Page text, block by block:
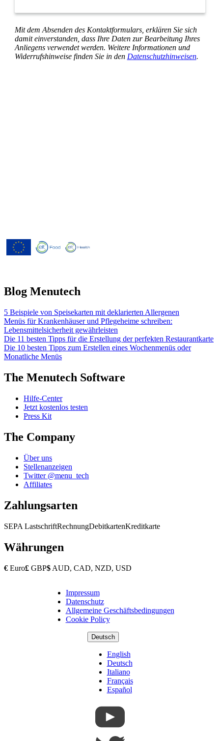
Mit dem Absenden des Kontaktformulars, erklären Sie sich
damit einverstanden, dass Ihre Daten zur Bearbeitung Ihres
Anliegens verwendet werden. Weitere Informationen und
Widerrufshinweise finden Sie in den Datenschutzhinweisen.
Blog Menutech
5 Beispiele von Speisekarten mit deklarierten Allergenen
Menüs für Krankenhäuser und Pflegeheime schreiben:
Lebensmittelsicherheit gewährleisten
Die 11 besten Tipps für die Erstellung der perfekten Restaurantkarte
Die 10 besten Tipps zum Erstellen eines Wochenmenüs oder
Monatliche Menüs
The Menutech Software
Hilfe-Center
Jetzt kostenlos testen
Press Kit
The Company
Über uns
Stellenanzeigen
Twitter @menu_tech
Affiliates
Zahlungsarten
SEPA LastschriftRechnungDebitkartenKreditkarte
Währungen
€ Euro£ GBP$ AUD, CAD, NZD, USD
Copyright
Footer
Impressum
Datenschutz
Allgemeine Geschäftsbedingungen
Cookie Policy
Deutsch
English
Deutsch
Italiano
Français
Español